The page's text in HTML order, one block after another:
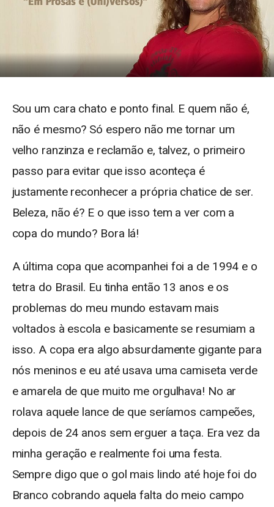
Sou um cara chato e ponto final. E quem não é,
não é mesmo? Só espero não me tornar um
velho ranzinza e reclamão e, talvez, o primeiro
passo para evitar que isso aconteça é
justamente reconhecer a própria chatice de ser.
Beleza, não é? E o que isso tem a ver com a
copa do mundo? Bora lá!
A última copa que acompanhei foi a de 1994 e o
tetra do Brasil. Eu tinha então 13 anos e os
problemas do meu mundo estavam mais
voltados à escola e basicamente se resumiam a
isso. A copa era algo absurdamente gigante para
nós meninos e eu até usava uma camiseta verde
e amarela de que muito me orgulhava! No ar
rolava aquele lance de que seríamos campeões,
depois de 24 anos sem erguer a taça. Era vez da
minha geração e realmente foi uma festa.
Sempre digo que o gol mais lindo até hoje foi do
Branco cobrando aquela falta do meio campo